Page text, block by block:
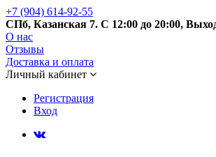
+7 (904) 614-92-55
СПб, Казанская 7. С 12:00 до 20:00,
О нас
Отзывы
Доставка и оплата
Личный кабинет
Регистрация
Вход